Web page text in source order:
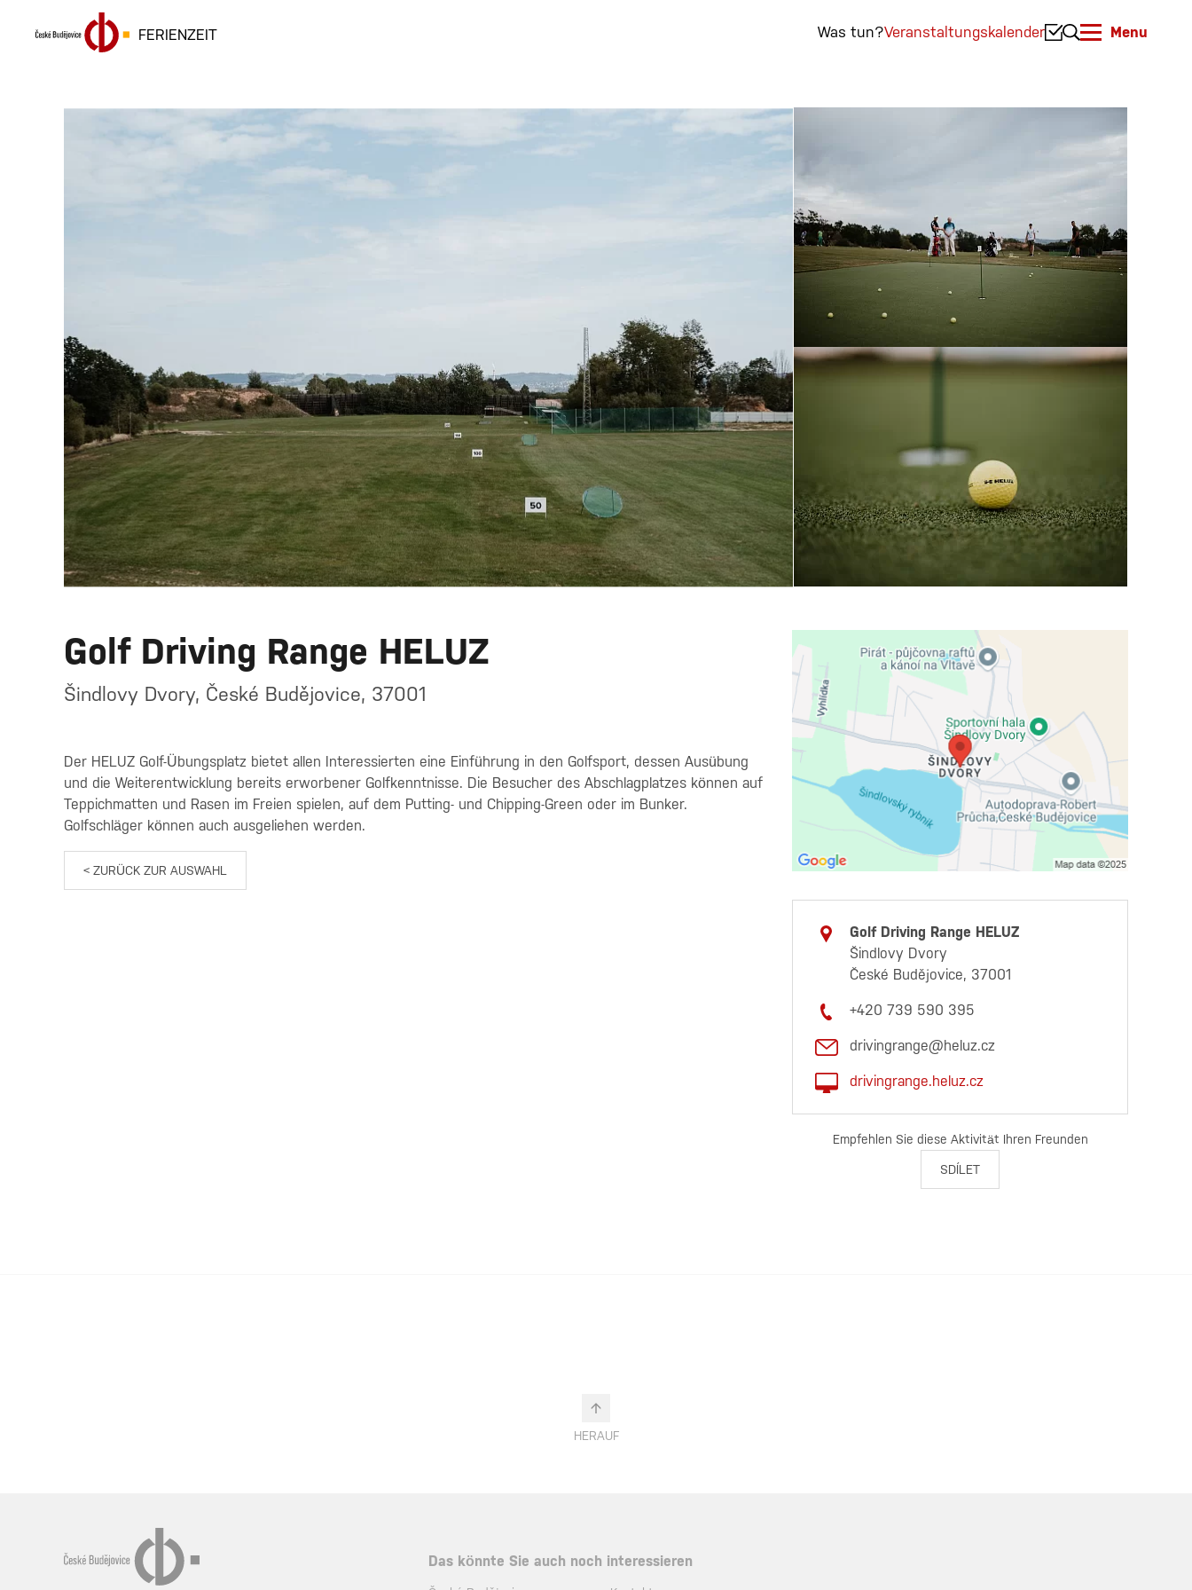
FERIENZEIT Was tun?Veranstaltungskalender Menu
Golf Driving Range HELUZ
Šindlovy Dvory, České Budějovice, 37001
Der HELUZ Golf-Übungsplatz bietet allen Interessierten eine Einführung in den Golfsport, dessen Ausübung
und die Weiterentwicklung bereits erworbener Golfkenntnisse. Die Besucher des Abschlagplatzes können auf
Teppichmatten und Rasen im Freien spielen, auf dem Putting- und Chipping-Green oder im Bunker.
Golfschläger können auch ausgeliehen werden.
< ZURÜCK ZUR AUSWAHL
Golf Driving Range HELUZ
Šindlovy Dvory
České Budějovice, 37001
+420 739 590 395
drivingrange@heluz.cz
drivingrange.heluz.cz
Empfehlen Sie diese Aktivität Ihren Freunden
SDÍLET
HERAUF
Das könnte Sie auch noch interessieren